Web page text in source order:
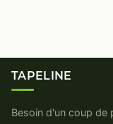
TAPELINE
Besoin d'un coup de